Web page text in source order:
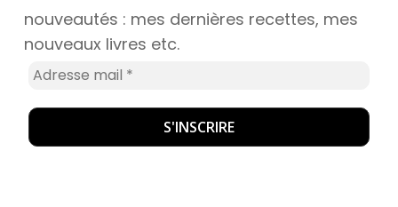
nouveautés : mes dernières recettes, mes
nouveaux livres etc.